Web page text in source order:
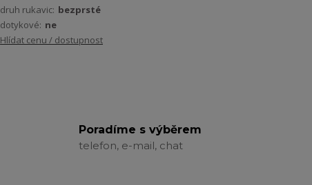
druh rukavic: bezprsté
dotykové: ne
Hlídat cenu / dostupnost
Poradíme s výběrem
telefon, e-mail, chat